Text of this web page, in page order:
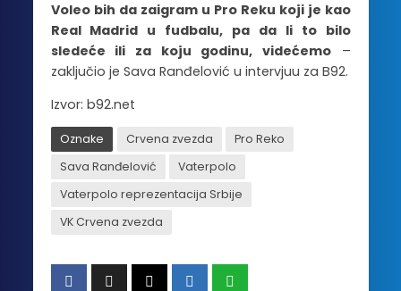
Voleo bih da zaigram u Pro Reku koji je kao
Real Madrid u fudbalu, pa da li to bilo
sledeće ili za koju godinu, videćemo–
zaključio je Sava Ranđelović u intervjuu za B92.
Izvor: b92.net
Oznake Crvena zvezda
Pro Reko
Sava Ranđelović
Vaterpolo
Vaterpolo reprezentacija Srbije
VK Crvena zvezda